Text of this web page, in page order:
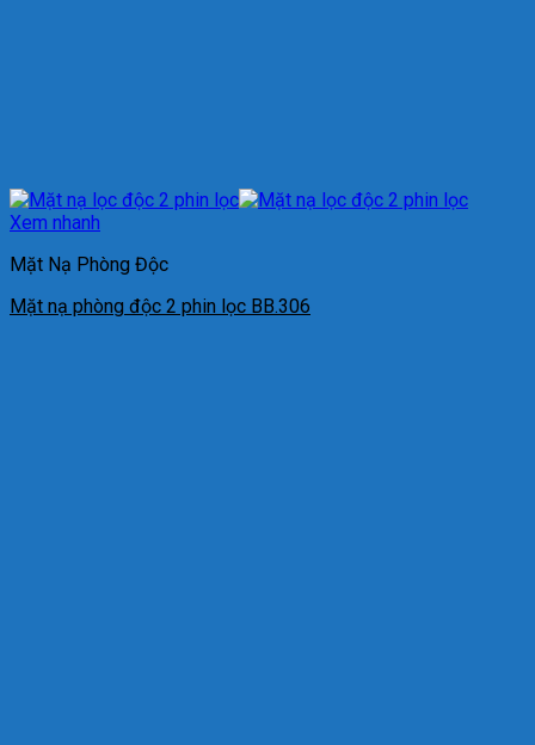
Xem nhanh
Mặt Nạ Phòng Độc
Mặt nạ phòng độc 2 phin lọc BB.306